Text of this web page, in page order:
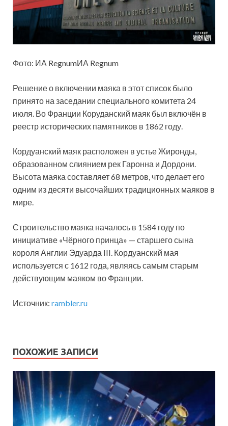
Фото: ИА RegnumИА Regnum
Решение о включении маяка в этотсписок было
принято на заседании специального комитета 24
июля. Во Франции Коруданский маяк был включён в
реестр исторических памятников в 1862 году.
Кордуанский маяк расположен в устье Жиронды,
образованном слиянием рек Гаронна и Дордони.
Высота маяка составляет 68 метров, что делает его
одним из десяти высочайших традиционных маяков в
мире.
Строительство маяка началось в 1584 году по
инициативе «Чёрного принца» — старшего сына
короля Англии Эдуарда III. Кордуанский мая
используется с 1612 года, являясь самым старым
действующим маяком во Франции.
Источник: rambler.ru
ПОХОЖИЕ ЗАПИСИ